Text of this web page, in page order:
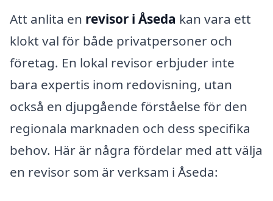
Att anlita en revisor i Åseda kan vara ett
klokt val för både privatpersoner och
företag. En lokal revisor erbjuder inte
bara expertis inom redovisning, utan
också en djupgående förståelse för den
regionala marknaden och dess specifika
behov. Här är några fördelar med att välja
en revisor som är verksam i Åseda: